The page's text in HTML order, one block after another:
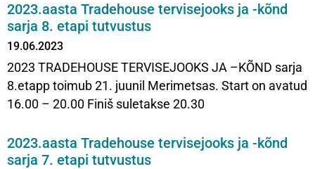
2023.aasta Tradehouse tervisejooks ja -kõnd
sarja 8. etapi tutvustus
19.06.2023
2023 TRADEHOUSE TERVISEJOOKS JA –KÕND sarja
8.etapp toimub 21. juunil Merimetsas. Start on avatud
16.00 – 20.00 Finiš suletakse 20.30
2023.aasta Tradehouse tervisejooks ja -kõnd
sarja 7. etapi tutvustus